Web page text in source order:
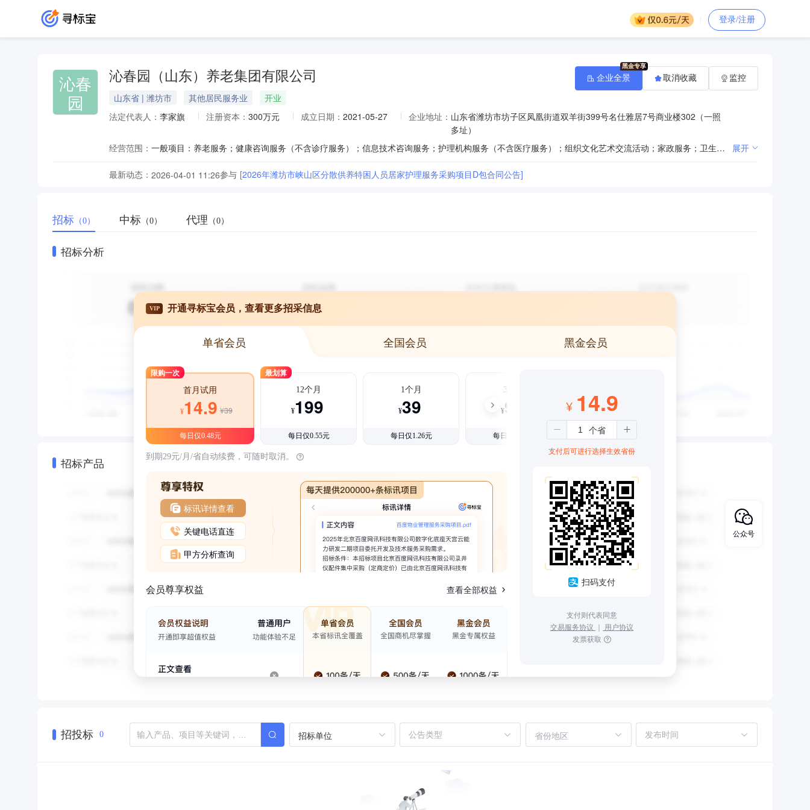
登录/注册
沁春
园
沁春园（山东）养老集团有限公司
山东省 | 潍坊市 其他居民服务业
开业
法定代表人： 李家旗 注册资本： 300万元 成立日期： 2021-05-27 企业地址： 山东省潍坊市坊子区凤凰街道双羊街399号名仕雅居7号商业楼302（一照
多址）
经营范围：
一般项目：养老服务；健康咨询服务（不含诊疗服务）；信息技术咨询服务；护理机构服务（不含医疗服务）；组织文化艺术交流活动；家政服务；卫生洁具销售；家居用品销售；体育用品及器材零售；针纺织品及原料销售；日用杂品销售；养生保健服务（非医疗）；工程管理服务；土石方工程施工；机械设备租赁；第二类医疗器械销售；第一类医疗器械销售；金属结构销售；建筑材料销售；建筑装饰材料销售；会议及展览服务；人力资源服务（不含职业中介活动、劳务派遣服务）；工程造价咨询业务；消防技术服务；眼镜销售（不含隐形眼镜）；第一类医疗设备租赁；第二类医疗设备租赁；康复辅具适配服务。（除依法须经批准的项目外，凭营业执照依法自主开展经营活动）许可项目：餐饮服务；医疗服务；住宅室内装饰装修；建筑劳务分包；建设工程施工；第三类医疗设备租赁。（依法须经批准的项目，经相关部门批准后方可开展经营活动，具体经营项目以相关部门批准文件或许可证件为准） 展开
最新动态： 2026-04-01 11:26参与 [2026年潍坊市峡山区分散供养特困人员居家护理服务采购项目D包合同公告]
企业全景 取消收藏 监控
招标 （0） 中标 （0） 代理 （0）
招标分析
招标产品
VIP 开通寻标宝会员，查看更多招采信息
单省会员 全国会员 黑金会员
限购一次
首月试用
¥14.9 ¥39
每日仅0.48元
最划算
12个月
¥199
每日仅0.55元
1个月
¥39
每日仅1.26元
3个月
¥99
每日仅1.08元
到期29元/月/省自动续费，可随时取消。
标讯详情查看
关键电话直连
甲方分析查询
会员尊享权益 查看全部权益
¥ 14.9
支付后可进行选择生效省份
扫码支付
支付则代表同意
交易服务协议 ｜ 用户协议
发票获取
招投标 0 招标单位 省份地区
公众号